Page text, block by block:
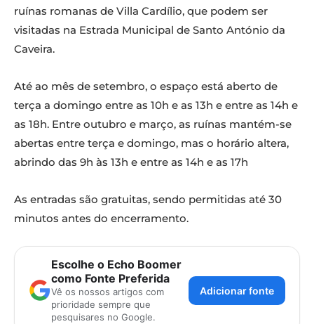
ruínas romanas de Villa Cardílio, que podem ser
visitadas na Estrada Municipal de Santo António da
Caveira.
Até ao mês de setembro, o espaço está aberto de
terça a domingo entre as 10h e as 13h e entre as 14h e
as 18h. Entre outubro e março, as ruínas mantém-se
abertas entre terça e domingo, mas o horário altera,
abrindo das 9h às 13h e entre as 14h e as 17h
As entradas são gratuitas, sendo permitidas até 30
minutos antes do encerramento.
Escolhe o Echo Boomer
como Fonte Preferida
Vê os nossos artigos com
prioridade sempre que
pesquisares no Google.
Adicionar fonte